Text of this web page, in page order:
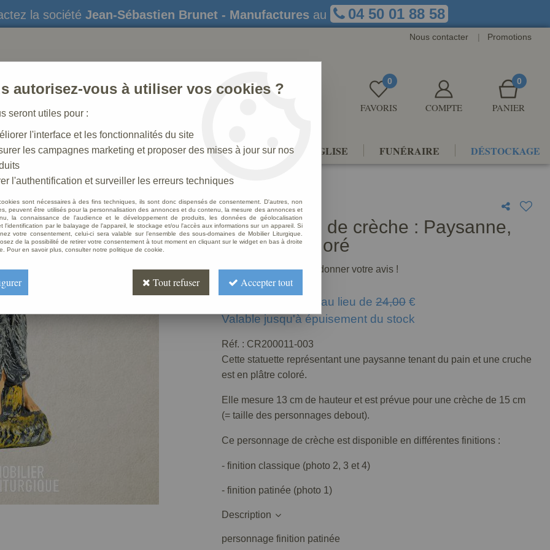
la société Jean-Sébastien Brunet - Manufactures au 04 50 01 88 58
Nous contacter | Promotions
0
FAVORIS COMPTE
0
PANIER
STATUES CRÈCHES DE NOËL AMÉNAGEMENTS D'ÉGLISE FUNÉRAIRE DÉSTOCKAGE
11 _ 15 CM >Personnage de crèche : Paysanne, en plâtre coloré
Personnage de crèche : Paysanne,
en plâtre coloré
Soyez le premier à donner votre avis !
19,00 €TTC au lieu de 24,00€
Valable jusqu'à épuisement du stock
Réf. : CR200011-003
Cette statuette représentant une paysanne tenant du pain et une cruche
est en plâtre coloré.
Elle mesure 13 cm de hauteur et est prévue pour une crèche de 15 cm
(= taille des personnages debout).
Ce personnage de crèche est disponible en différentes finitions :
- finition classique (photo 2, 3 et 4)
- finition patinée (photo 1)
Description
personnage finition patinée
autorisez-vous à utiliser vos cookies ?
seront utiles pour :
l'interface et les fonctionnalités du site
les campagnes marketing et proposer des mises à jour sur nos
l'authentification et surveiller les erreurs techniques
sont nécessaires à des fins techniques, ils sont donc dispensés de consentement. D'autres, non
peuvent être utilisés pour la personnalisation des annonces et du contenu, la mesure des annonces et
la connaissance de l'audience et le développement de produits, les données de géolocalisation
l'identification par le balayage de l'appareil, le stockage et/ou l'accès aux informations sur un appareil. Si
votre consentement, celui-ci sera valable sur l’ensemble des sous-domaines de Mobilier Liturgique.
de la possibilité de retirer votre consentement à tout moment en cliquant sur le widget en bas à droite
Pour en savoir plus, consulter notre politique de cookie.
Tout refuser Accepter tout